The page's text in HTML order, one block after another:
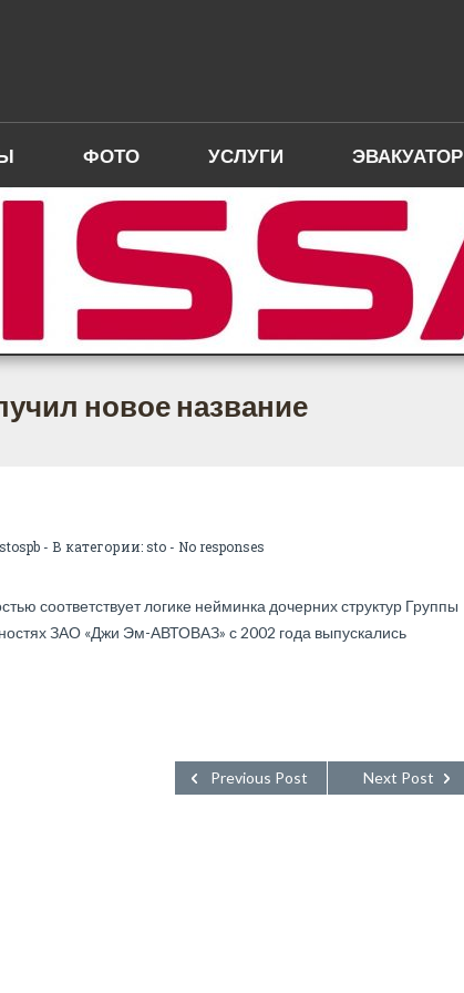
ФОТО УСЛУГИ ЭВАКУАТОР
новое название
- В категории:sto - No responses
соответствует логике нейминка дочерних структур Группы
ЗАО «Джи Эм-АВТОВАЗ» с 2002 года выпускались
Next Post
Previous Post